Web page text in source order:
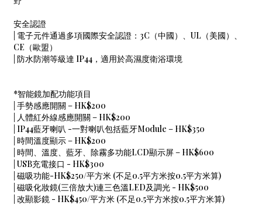
安全認證
| 電子元件通過多項國際安全認證：3C（中國）、UL（美國）、
CE（歐盟）
| 防水防潮等級達 IP44，適用於高濕度衛浴環境
*智能鏡加配功能項目
| 手勢感應開關 – HK$200
| 人體紅外線感應開關 – HK$200
| IP44藍牙喇叭 -一對喇叭包括藍牙Module – HK$350
| 時間溫度顯示 – HK$200
| 時間、溫度、藍牙、除霧多功能LCD顯示屏 – HK$600
| USB充電接口 - HK$300
| 磁吸功能-HK$250/平方米 (不足0.5平方米按0.5平方米算)
| 磁吸化妝鏡(三倍放大)連三色溫LED及調光 - HK$500
| 改顯影鏡 - HK$450/平方米 (不足0.5平方米按0.5平方米算)